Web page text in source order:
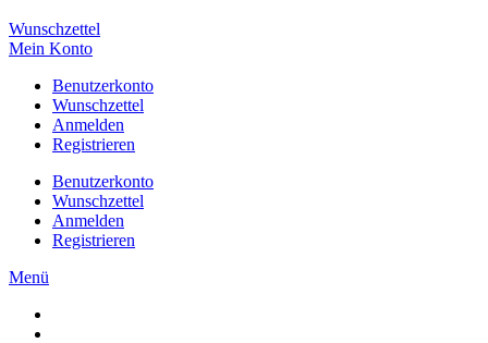
Wunschzettel
Mein Konto
Benutzerkonto
Wunschzettel
Anmelden
Registrieren
Benutzerkonto
Wunschzettel
Anmelden
Registrieren
Menü